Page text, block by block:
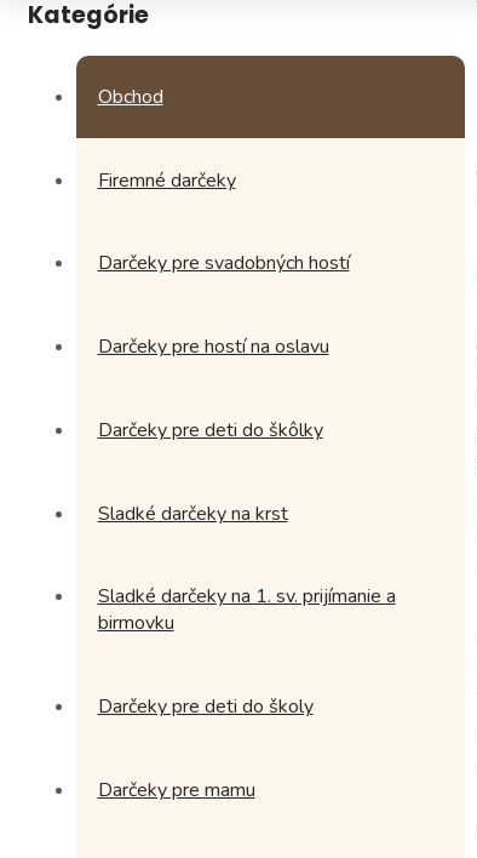
Kategórie
Obchod
Firemné darčeky
Darčeky pre svadobných hostí
Darčeky pre hostí na oslavu
Darčeky pre deti do škôlky
Sladké darčeky na krst
Sladké darčeky na 1. sv. prijímanie a
birmovku
Darčeky pre deti do školy
Darčeky pre mamu